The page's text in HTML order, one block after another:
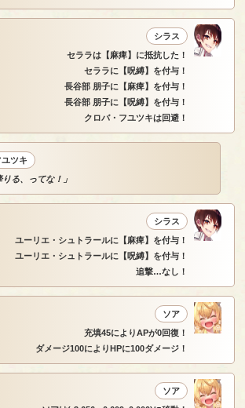
シラス
セララは【麻痺】に抵抗した！
セララに【呪縛】を付与！
長谷部 朋子に【麻痺】を付与！
長谷部 朋子に【呪縛】を付与！
クロバ・フユツキは回避！
ツキ
りる、ってな！」
シラス
ユーリエ・シュトラールに【麻痺】を付与！
ユーリエ・シュトラールに【呪縛】を付与！
追撃…なし！
ソア
充填45によりAPが0回復！
ダメージ100によりHPに100ダメージ！
ソア